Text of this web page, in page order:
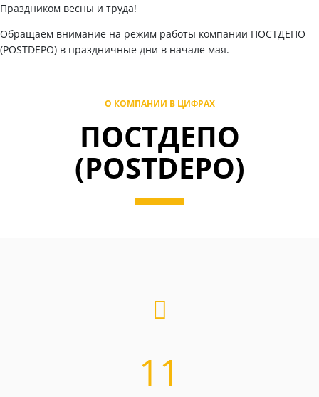
Праздником весны и труда!
Обращаем внимание на режим работы компании ПОСТДЕПО
(POSTDEPO) в праздничные дни в начале мая.
О КОМПАНИИ В ЦИФРАХ
ПОСТДЕПО
(POSTDEPO)
11